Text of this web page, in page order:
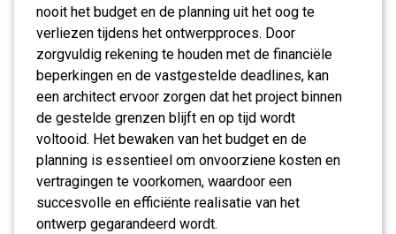
nooit het budget en de planning uit het oog te
verliezen tijdens het ontwerpproces. Door
zorgvuldig rekening te houden met de financiële
beperkingen en de vastgestelde deadlines, kan
een architect ervoor zorgen dat het project binnen
de gestelde grenzen blijft en op tijd wordt
voltooid. Het bewaken van het budget en de
planning is essentieel om onvoorziene kosten en
vertragingen te voorkomen, waardoor een
succesvolle en efficiënte realisatie van het
ontwerp gegarandeerd wordt.